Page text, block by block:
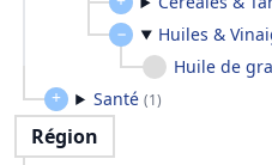
Huiles &
Huile de
Santé (1)
Région